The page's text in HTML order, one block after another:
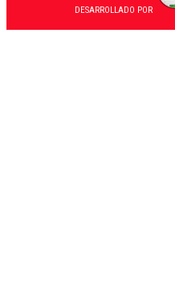
DESARROLLADO POR